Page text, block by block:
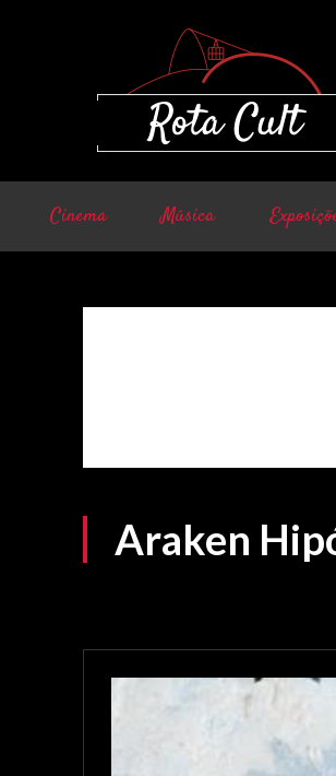
Cinema Música
Araken